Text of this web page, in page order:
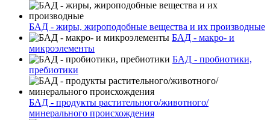
БАД - жиры, жироподобные вещества и их производные
БАД - макро- и
микроэлементы
БАД - пробиотики,
пребиотики
БАД - продукты растительного/животного/
минерального происхождения